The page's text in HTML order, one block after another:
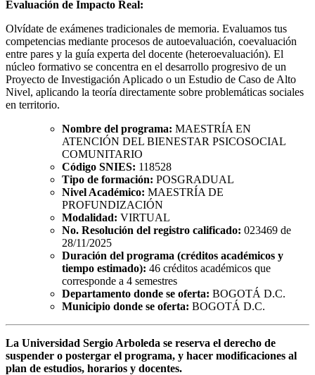
Evaluación de Impacto Real:
Olvídate de exámenes tradicionales de memoria. Evaluamos tus
competencias mediante procesos de autoevaluación, coevaluación
entre pares y la guía experta del docente (heteroevaluación). El
núcleo formativo se concentra en el desarrollo progresivo de un
Proyecto de Investigación Aplicado o un Estudio de Caso de Alto
Nivel, aplicando la teoría directamente sobre problemáticas sociales
en territorio.
Nombre del programa: MAESTRÍA EN
ATENCIÓN DEL BIENESTAR PSICOSOCIAL
COMUNITARIO
Código SNIES: 118528
Tipo de formación: POSGRADUAL
Nivel Académico: MAESTRÍA DE
PROFUNDIZACIÓN
Modalidad: VIRTUAL
No. Resolución del registro calificado: 023469 de
28/11/2025
Duración del programa (créditos académicos y
tiempo estimado): 46 créditos académicos que
corresponde a 4 semestres
Departamento donde se oferta: BOGOTÁ D.C.
Municipio donde se oferta: BOGOTÁ D.C.
La Universidad Sergio Arboleda se reserva el derecho de
suspender o postergar el programa, y hacer modificaciones al
plan de estudios, horarios y docentes.